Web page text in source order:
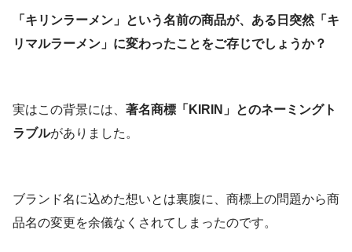
「キリンラーメン」という名前の商品が、ある日突然「キ
リマルラーメン」に変わったことをご存じでしょうか？
実はこの背景には、 著名商標「KIRIN」とのネーミングト
ラブルがありました。
ブランド名に込めた想いとは裏腹に、商標上の問題から商
品名の変更を余儀なくされてしまったのです。